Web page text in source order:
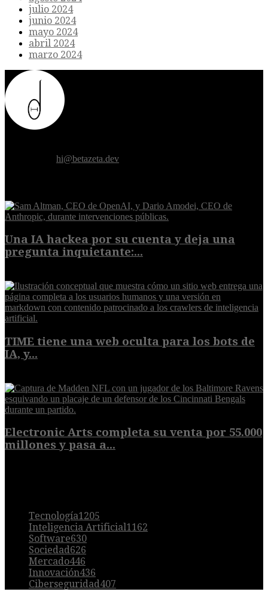
julio 2024
junio 2024
mayo 2024
abril 2024
marzo 2024
hi@betazeta.dev
Una IA hackea por su cuenta y deja una
pregunta inquietante:...
TIME tiene una web oculta para los bots de
IA, y...
Electronic Arts completa su venta por 55.000
millones y pasa a...
Tecnología1205
Inteligencia Artificial 1162
Software630
Sociedad 626
Mercado446
Innovación436
Ciberseguridad 407